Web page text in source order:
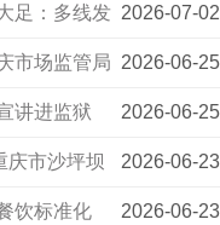
活动圆满收 2026-07-02
足：多线发
2026-06-25
市场监管局
案件 2026-06-25
讲进监狱
2026-06-23
庆市沙坪坝
型案件， 2026-06-23
饮标准化